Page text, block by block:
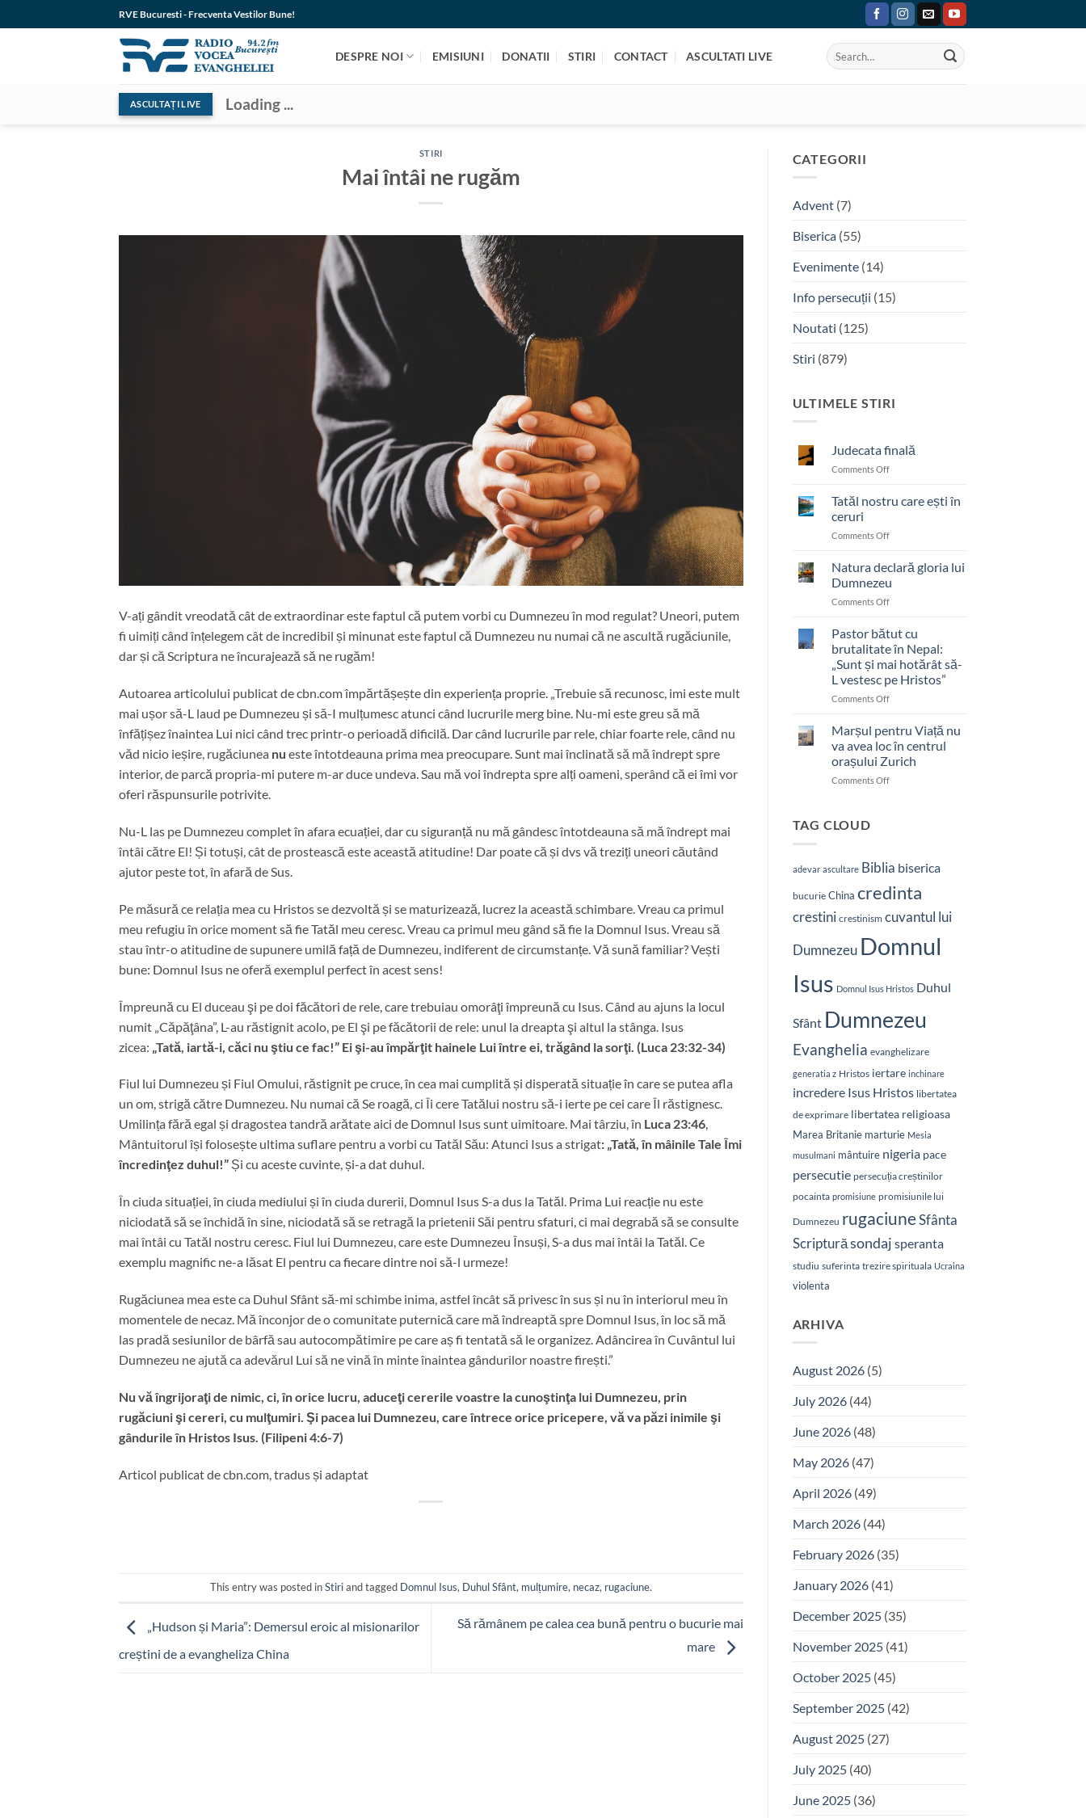
to
RVE Bucuresti - Frecventa Vestilor Bune!
DESPRE NOI EMISIUNI DONATII STIRI CONTACT ASCULTATI LIVE
ASCULTAȚI LIVE Loading ...
STIRI
Mai întâi ne rugăm
V-ați gândit vreodată cât de extraordinar este faptul că putem vorbi cu Dumnezeu în mod regulat? Uneori, putem
fi uimiți când înțelegem cât de incredibil și minunat este faptul că Dumnezeu nu numai că ne ascultă rugăciunile,
dar și că Scriptura ne încurajează să ne rugăm!
Autoarea articolului publicat de cbn.com împărtășește din experiența proprie. „Trebuie să recunosc, imi este mult
mai ușor să-L laud pe Dumnezeu și să-I mulțumesc atunci când lucrurile merg bine. Nu-mi este greu să mă
înfățișez înaintea Lui nici când trec printr-o perioadă dificilă. Dar când lucrurile par rele, chiar foarte rele, când nu
văd nicio ieșire, rugăciunea nu este întotdeauna prima mea preocupare. Sunt mai înclinată să mă îndrept spre
interior, de parcă propria-mi putere m-ar duce undeva. Sau mă voi îndrepta spre alți oameni, sperând că ei îmi vor
oferi răspunsurile potrivite.
Nu-L las pe Dumnezeu complet în afara ecuației, dar cu siguranță nu mă gândesc întotdeauna să mă îndrept mai
întâi către El! Și totuși, cât de prostească este această atitudine! Dar poate că și dvs vă treziți uneori căutând
ajutor peste tot, în afară de Sus.
Pe măsură ce relația mea cu Hristos se dezvoltă și se maturizează, lucrez la această schimbare. Vreau ca primul
meu refugiu în orice moment să fie Tatăl meu ceresc. Vreau ca primul meu gând să fie la Domnul Isus. Vreau să
stau într-o atitudine de supunere umilă față de Dumnezeu, indiferent de circumstanțe. Vă sună familiar? Vești
bune: Domnul Isus ne oferă exemplul perfect în acest sens!
Împreună cu El duceau şi pe doi făcători de rele, care trebuiau omorâţi împreună cu Isus. Când au ajuns la locul
numit „Căpăţâna”, L-au răstignit acolo, pe El şi pe făcătorii de rele: unul la dreapta şi altul la stânga. Isus
zicea: „Tată, iartă-i, căci nu ştiu ce fac!” Ei şi-au împărţit hainele Lui între ei, trăgând la sorţi. (Luca 23:32-34)
Fiul lui Dumnezeu și Fiul Omului, răstignit pe cruce, în cea mai cumplită și disperată situație în care se putea afla
un om, strigă către Dumnezeu. Nu numai că Se roagă, ci Îi cere Tatălui nostru să-i ierte pe cei care Îl răstignesc.
Umilința fără egal și dragostea tandră arătate aici de Domnul Isus sunt uimitoare. Mai târziu, în Luca 23:46,
Mântuitorul își folosește ultima suflare pentru a vorbi cu Tatăl Său: Atunci Isus a strigat: „Tată, în mâinile Tale Îmi
încredinţez duhul!” Și cu aceste cuvinte, și-a dat duhul.
În ciuda situației, în ciuda mediului și în ciuda durerii, Domnul Isus S-a dus la Tatăl. Prima Lui reacție nu este
niciodată să se închidă în sine, niciodată să se retragă la prietenii Săi pentru sfaturi, ci mai degrabă să se consulte
mai întâi cu Tatăl nostru ceresc. Fiul lui Dumnezeu, care este Dumnezeu Însuși, S-a dus mai întâi la Tatăl. Ce
exemplu magnific ne-a lăsat El pentru ca fiecare dintre noi să-l urmeze!
Rugăciunea mea este ca Duhul Sfânt să-mi schimbe inima, astfel încât să privesc în sus și nu în interiorul meu în
momentele de necaz. Mă înconjor de o comunitate puternică care mă îndreaptă spre Domnul Isus, în loc să mă
las pradă sesiunilor de bârfă sau autocompătimire pe care aș fi tentată să le organizez. Adâncirea în Cuvântul lui
Dumnezeu ne ajută ca adevărul Lui să ne vină în minte înaintea gândurilor noastre firești.”
Nu vă îngrijoraţi de nimic, ci, în orice lucru, aduceţi cererile voastre la cunoştinţa lui Dumnezeu, prin
rugăciuni şi cereri, cu mulţumiri. Şi pacea lui Dumnezeu, care întrece orice pricepere, vă va păzi inimile şi
gândurile în Hristos Isus. (Filipeni 4:6-7)
Articol publicat de cbn.com, tradus și adaptat
This entry was posted inStiriand tagged Domnul Isus, Duhul Sfânt, mulțumire, necaz, rugaciune.
„Hudson și Maria”: Demersul eroic al misionarilor
creștini de a evangheliza China
Să rămânem pe calea cea bună pentru o bucurie mai
mare
CATEGORII
Advent(7)
Biserica(55)
Evenimente(14)
Info persecuții (15)
Noutati (125)
Stiri (879)
ULTIMELE STIRI
Judecata finală
Comments Offon
Tatăl nostru care ești în
ceruri
Comments Offon
nostru
ești
în
Natura declară gloria lui
Dumnezeu
Comments Offon
declară
lui
Dumnezeu
Pastor bătut cu
brutalitate în Nepal:
„Sunt și mai hotărât să-
L vestesc pe Hristos”
Comments Offon
bătut
brutalitate
în
Nepal:
pe
Marșul pentru Viață nu
va avea loc în centrul
orașului Zurich
Comments Offon
avea
loc
în
orașului
TAG CLOUD
adevar ascultare Biblia biserica
bucurie China credinta
crestini crestinism cuvantul lui
Dumnezeu Domnul
Isus Domnul Isus Hristos Duhul
Sfânt Dumnezeu
Evanghelia evanghelizare
generatia z Hristos iertare inchinare
incredere Isus Hristos libertatea
de exprimare libertatea religioasa
Marea Britanie marturie Mesia
musulmani mântuire nigeria pace
persecutie persecuția creștinilor
pocainta promisiune promisiunile lui
Dumnezeu rugaciuneSfânta
Scripturăsondaj speranta
studiu suferinta trezire spirituala Ucraina
violenta
ARHIVA
August 2026(5)
July 2026(44)
June 2026(48)
May 2026(47)
April 2026(49)
March 2026(44)
February 2026(35)
January 2026(41)
December 2025(35)
November 2025(41)
October 2025(45)
September 2025(42)
August 2025(27)
July 2025(40)
June 2025(36)